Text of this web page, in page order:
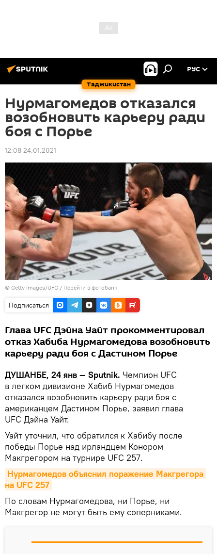
Таджикистан
РУС
Нурмагомедов отказался
возобновить карьеру ради
боя с Порье
12:08 24.01.2021
© Getty Images/UFC / Перейти в фотобанк
Подписаться
Глава UFC Дэйна Уайт прокомментировал
отказ Хабиба Нурмагомедова возобновить
карьеру ради боя с Дастином Порье
ДУШАНБЕ, 24 янв — Sputnik. Чемпион UFC
в легком дивизионе Хабиб Нурмагомедов
отказался возобновить карьеру ради боя с
американцем Дастином Порье, заявил глава
UFC Дэйна Уайт.
Уайт уточнил, что обратился к Хабибу после
победы Порье над ирландцем Конором
Макгрегором на турнире UFC 257.
Нурмагомедов объяснил поражение Макгрегора
на UFC 257
По словам Нурмагомедова, ни Порье, ни
Макгрегор не могут быть ему соперниками.